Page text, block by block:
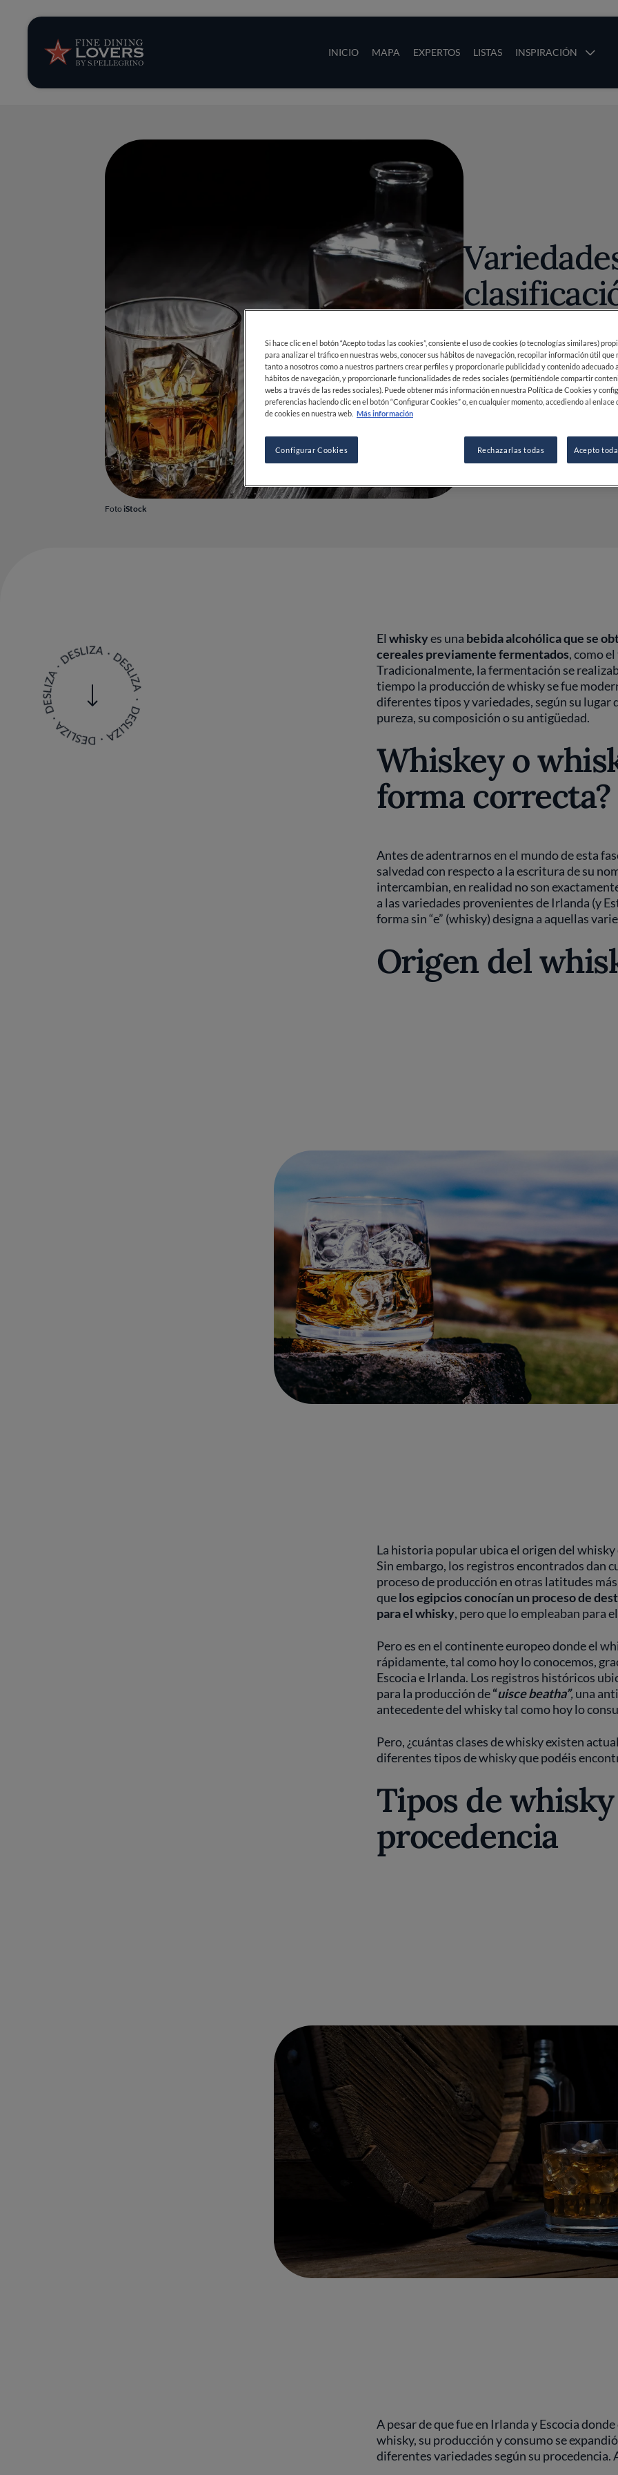
INICIO MAPA EXPERTOS LISTAS INSPIRACIÓN
Opinión y noticias
Recetas
Consejos y trucos
Series
Foto iStock
PORFINE DINING LOVERS
REDACCIÓN
El whiskyes una bebida alcohólica que se
cereales previamente fermentados, como
Tradicionalmente, la fermentación se
tiempo la producción de whisky se fue
diferentes tipos y variedades, según su lugar
pureza, su composición o su antigüedad.
Whiskey o
forma correcta?
Antes de adentrarnos en el mundo de esta
salvedad con respecto a la escritura de su
intercambian, en realidad no son
a las variedades provenientes de Irlanda (y
forma sin “e” (whisky) designa a aquellas
Origen del
La historia popular ubica el origen del whisky
Sin embargo, los registros encontrados dan
proceso de producción en otras latitudes
quelos egipcios conocían un proceso de
para el whisky, pero que lo empleaban para
Pero es en el continente europeo donde el
rápidamente, tal como hoy lo conocemos,
Escocia e Irlanda. Los registros históricos
para la producción de“uisce beatha”,una
antecedente del whisky tal como hoy lo
Pero, ¿cuántas clases de whisky existen
diferentes tipos de whisky que podéis
Tipos de
procedencia
A pesar de que fue en Irlanda y Escocia
whisky, su producción y consumo se
diferentes variedades según su procedencia.
Si hace clic en el botón “Acepto todas las cookies”, consiente el uso de cookies (o tecnologías similares)
para analizar el tráfico en nuestras webs, conocer sus hábitos de navegación, recopilar información útil que
tanto a nosotros como a nuestros partners crear perfiles y proporcionarle publicidad y contenido adecuado
hábitos de navegación, y proporcionarle funcionalidades de redes sociales (permitiéndole compartir
webs a través de las redes sociales). Puede obtener más información en nuestra Política de Cookies y
preferencias haciendo clic en el botón “Configurar Cookies” o, en cualquier momento, accediendo al enlace
de cookies en nuestra web. Más información
Configurar Cookies Rechazarlas todas Acepto